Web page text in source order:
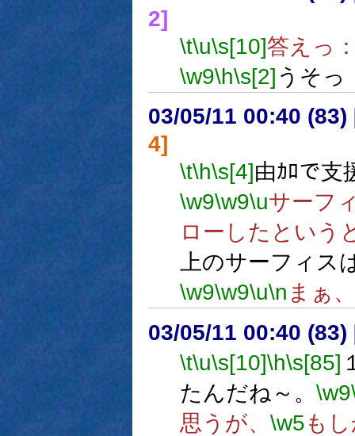
2]
\t\u\s[10]答えっ
\w9\h\s[2] うそっ
03/05/11 00:40 (83)
4]
\t\h\s[4]由ｶﾛで支
\w9\w9\uサーフ
ローしたという
上のサーフィス
\w9\w9\u\n まぁ
03/05/11 00:40 (83)
\t\u\s[10]\h\s[85]
たんだね～。 \w9
思うが、 \w5も